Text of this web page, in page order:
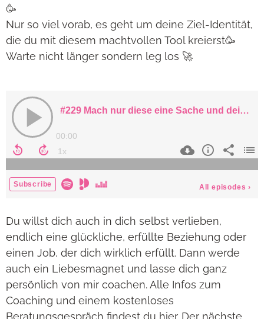
🥳
Nur so viel vorab, es geht um deine Ziel-Identität,
die du mit diesem machtvollen Tool kreierst🥳
Warte nicht länger sondern leg los 🚀
Du willst dich auch in dich selbst verlieben,
endlich eine glückliche, erfüllte Beziehung oder
einen Job, der dich wirklich erfüllt. Dann werde
auch ein Liebesmagnet und lasse dich ganz
persönlich von mir coachen. Alle Infos zum
Coaching und einem kostenloses
Beratungsgespräch findest du hier. Der nächste